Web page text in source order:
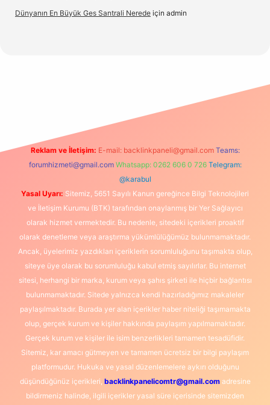
Dünyanın En Büyük Ges Santrali Nerede için admin
Reklam ve İletişim: E-mail: backlinkpaneli@gmail.com Teams:
forumhizmeti@gmail.com Whatsapp: 0262 606 0 726 Telegram:
@karabul
Yasal Uyarı: Sitemiz, 5651 Sayılı Kanun gereğince Bilgi Teknolojileri
ve İletişim Kurumu (BTK) tarafından onaylanmış bir Yer Sağlayıcı
olarak hizmet vermektedir. Bu nedenle, sitedeki içerikleri proaktif
olarak denetleme veya araştırma yükümlülüğümüz bulunmamaktadır.
Ancak, üyelerimiz yazdıkları içeriklerin sorumluluğunu taşımakta olup,
siteye üye olarak bu sorumluluğu kabul etmiş sayılırlar. Bu internet
sitesi, herhangi bir marka, kurum veya şahıs şirketi ile hiçbir bağlantısı
bulunmamaktadır. Sitede yalnızca kendi hazırladığımız makaleler
paylaşılmaktadır. Burada yer alan içerikler haber niteliği taşımamakta
olup, gerçek kurum ve kişiler hakkında paylaşım yapılmamaktadır.
Gerçek kurum ve kişiler ile isim benzerlikleri tamamen tesadüfidir.
Sitemiz, kar amacı gütmeyen ve tamamen ücretsiz bir bilgi paylaşım
platformudur. Hukuka ve yasal düzenlemelere aykırı olduğunu
düşündüğünüz içerikleri, backlinkpanelicomtr@gmail.comadresine
bildirmeniz halinde, ilgili içerikler yasal süre içerisinde sitemizden